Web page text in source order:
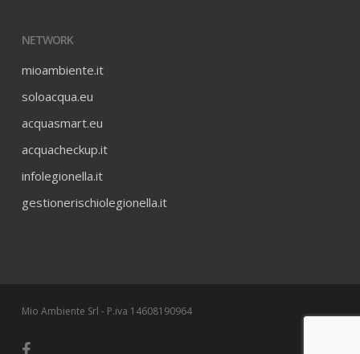
NETWORK
mioambiente.it
soloacqua.eu
acquasmart.eu
acquacheckup.it
infolegionella.it
gestionerischiolegionella.it
Mio Ambiente Srl - P.iva 14608190964
facebook